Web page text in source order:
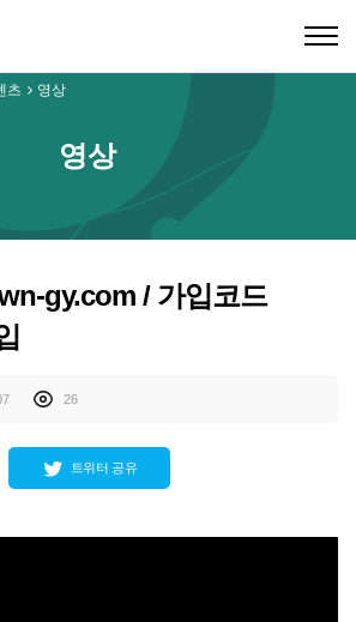
츠 영상
영상
gy.com / 가입코드
26
트위터 공유